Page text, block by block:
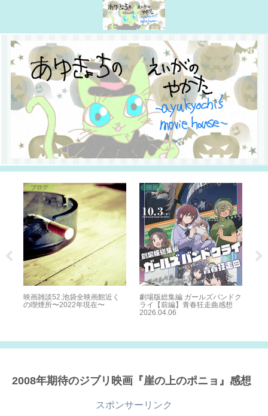
ラ
ブログ
映画雑談52.池袋全映画館近く
の喫煙所〜2022年現在〜
映画
劇場版総集編 ガールズバンドク
ライ【前編】青春狂走曲感想
2026.04.06
2008年期待のジブリ映画『崖の上のポニョ』感想
スポンサーリンク